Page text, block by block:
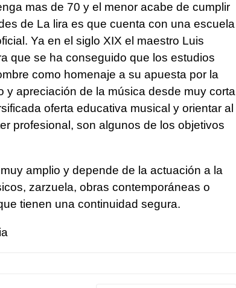
mas de 70 y el menor acabe de cumplir
de La lira es que cuenta con una escuela
Ya en el siglo XIX el maestro Luis
que se ha conseguido que los estudios
como homenaje a su apuesta por la
y apreciación de la música desde muy corta
oferta educativa musical y orientar al
profesional, son algunos de los objetivos
amplio y depende de la actuación a la
zarzuela, obras contemporáneas o
tienen una continuidad segura.